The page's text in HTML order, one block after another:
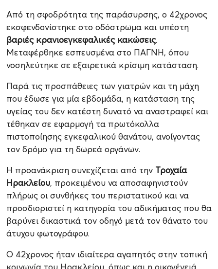
Από τη σφοδρότητα της παράσυρσης, ο 42χρονος
εκσφενδονίστηκε στο οδόστρωμα και υπέστη
βαριές κρανιοεγκεφαλικές κακώσεις.
Μεταφέρθηκε εσπευσμένα στο ΠΑΓΝΗ, όπου
νοσηλεύτηκε σε εξαιρετικά κρίσιμη κατάσταση.
Παρά τις προσπάθειες των γιατρών και τη μάχη
που έδωσε για μία εβδομάδα, η κατάσταση της
υγείας του δεν κατέστη δυνατό να αναστραφεί και
τέθηκαν σε εφαρμογή τα πρωτόκολλα
πιστοποίησης εγκεφαλικού θανάτου, ανοίγοντας
τον δρόμο για τη δωρεά οργάνων.
Η προανάκριση συνεχίζεται από την Τροχαία
Ηρακλείου, προκειμένου να αποσαφηνιστούν
πλήρως οι συνθήκες του περιστατικού και να
προσδιοριστεί η κατηγορία του αδικήματος που θα
βαρύνει δικαστικά τον οδηγό μετά τον θάνατο του
άτυχου φωτογράφου.
Ο 42χρονος ήταν ιδιαίτερα αγαπητός στην τοπική
κοινωνία του Ηρακλείου, όπως και η οικογένειά